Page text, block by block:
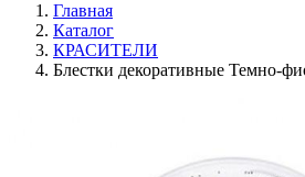
Главная
Каталог
КРАСИТЕЛИ
Блестки декоративные Темно-